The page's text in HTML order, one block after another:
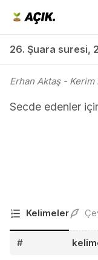
26. Şuara suresi,
Erhan Aktaş- Kerim
Secde edenler
Kelimeler
#